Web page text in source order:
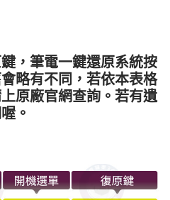
，筆電一鍵還原系統按
略有不同，若依本表格
原廠官網查詢。若有遺
。